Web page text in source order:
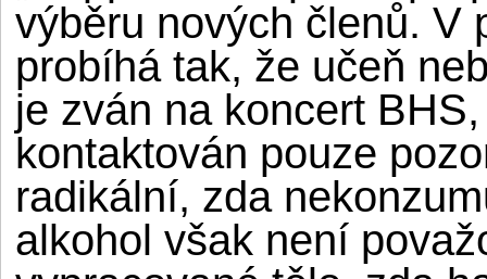
výběru nových členů. V
probíhá tak, že učeň
je zván na koncert
kontaktován pouze
radikální, zda
alkohol však není